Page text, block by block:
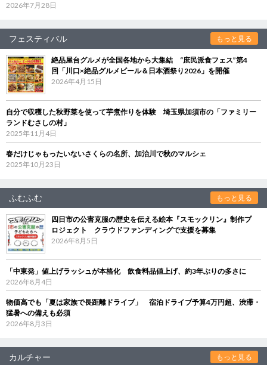
2026年7月28日
フェスティバル もっと見る
絶品屋台グルメが全国各地から大集結 “庶民派食フェス”第4
回「川口×絶品グルメビール＆日本酒祭り2026」を開催
2026年4月15日
自分で収穫した秋野菜を使って芋煮作りを体験 埼玉県加須市の「ファミリー
ランドむさしの村」
2025年11月4日
春だけじゃもったいないさくらの名所、加治川で秋のマルシェ
2025年10月23日
ふむふむ もっと見る
四日市の公害克服の歴史を伝える絵本『スモックリン』制作プ
ロジェクト クラウドファンディングで支援を募集
2026年8月5日
「中東発」値上げラッシュが本格化 飲食料品値上げ、約3年ぶりの多さに
2026年8月4日
物価高でも「夏は家族で長距離ドライブ」 宿泊ドライブ予算4万円超、渋滞・
猛暑への備えも必須
2026年8月3日
カルチャー もっと見る